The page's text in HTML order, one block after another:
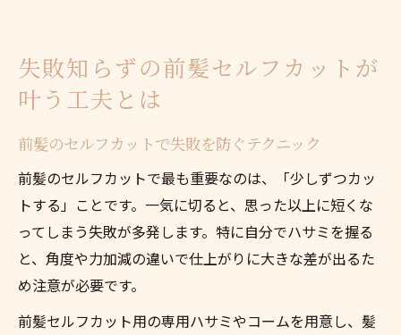
失敗知らずの前髪セルフカットが
叶う工夫とは
前髪のセルフカットで失敗を防ぐテクニック
前髪のセルフカットで最も重要なのは、「少しずつカッ
トする」ことです。一気に切ると、思った以上に短くな
ってしまう失敗が多発します。特に自分でハサミを握る
と、角度や力加減の違いで仕上がりに大きな差が出るた
め注意が必要です。
前髪セルフカット用の専用ハサミやコームを用意し、髪